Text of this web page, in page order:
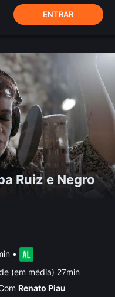
ENTRAR
Ruiz e Negro
•
(em média) 27min
Renato Piau